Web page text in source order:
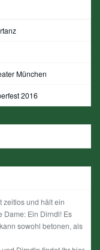
München
2016
zeitlos und hält ein
Dame: Ein Dirndl! Es
sowohl betonen, als